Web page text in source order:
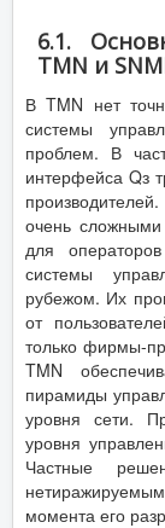
6.1.
TMN и
В TMN нет
системы
проблем. В
интерфейса Qз
очень
для
системы
рубежом. Их
от
только фирмы-
TMN
пирамиды
уровня сети.
уровня
Частные
момента его